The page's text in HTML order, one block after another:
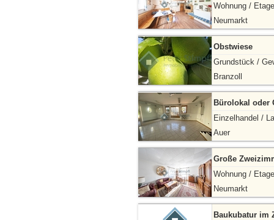
Wohnung / Etage
Neumarkt
Obstwiese
Grundstück /
Branzoll
Bürolokal oder
Einzelhandel /
Auer
Große
Wohnung / Etage
Neumarkt
Baukubatur im